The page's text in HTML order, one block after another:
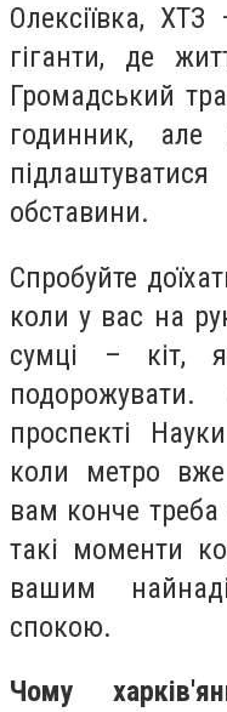
Олексіївка,
гіганти, де
Громадський
годинник,
обставини.
Спробуйте
коли у вас на
сумці – кіт,
проспекті
коли метро
вам конче
такі моменти
вашим
спокою.
Чому